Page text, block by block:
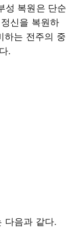
성 복원은 단순
신을 복원하
하는 전주의 중
.
다음과 같다.